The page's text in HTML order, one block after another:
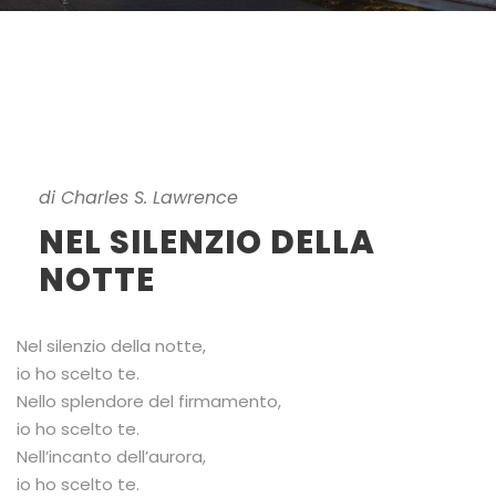
di Charles S. Lawrence
NEL SILENZIO DELLA
NOTTE
Nel silenzio della notte,
io ho scelto te.
Nello splendore del firmamento,
io ho scelto te.
Nell’incanto dell’aurora,
io ho scelto te.